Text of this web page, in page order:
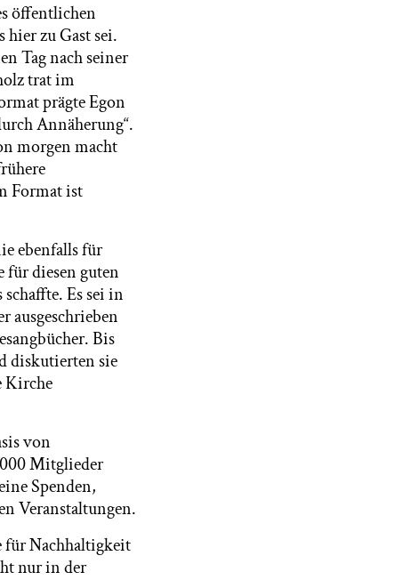
öffentlichen
zu Gast sei.
Tag nach seiner
trat im
prägte Egon
Annäherung“.
morgen macht
Format ist
ebenfalls für
diesen guten
Es sei in
ausgeschrieben
Bis
diskutierten sie
Kirche
von
Mitglieder
Spenden,
Veranstaltungen.
für Nachhaltigkeit
nur in der